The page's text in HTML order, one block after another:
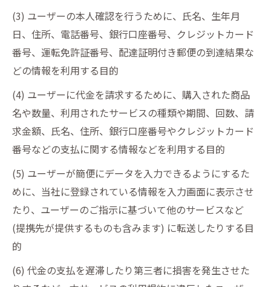
(3) ユーザーの本人確認を行うために、氏名、生年月
日、住所、電話番号、銀行口座番号、クレジットカード
番号、運転免許証番号、配達証明付き郵便の到達結果な
どの情報を利用する目的
(4) ユーザーに代金を請求するために、購入された商品
名や数量、利用されたサービスの種類や期間、回数、請
求金額、氏名、住所、銀行口座番号やクレジットカード
番号などの支払に関する情報などを利用する目的
(5) ユーザーが簡便にデータを入力できるようにするた
めに、当社に登録されている情報を入力画面に表示させ
たり、ユーザーのご指示に基づいて他のサービスなど
(提携先が提供するものも含みます) に転送したりする目
的
(6) 代金の支払を遅滞したり第三者に損害を発生させた